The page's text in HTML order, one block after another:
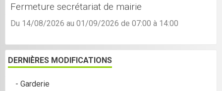
Fermeture secrétariat de mairie
Du 14/08/2026 au 01/09/2026 de 07:00 à 14:00
DERNIÈRES MODIFICATIONS
- Garderie